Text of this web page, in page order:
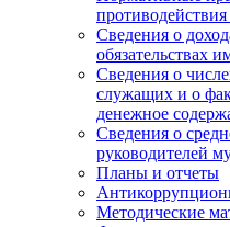
Сведения о
обязательствах
Сведения о
служащих и о
денежное
Сведения о
руководителей
Планы и отчеты
Методические